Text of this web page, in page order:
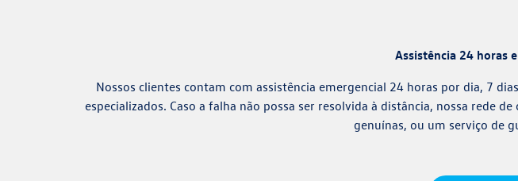
Assistência 24 horas
Nossos clientes contam com assistência emergencial 24 horas por dia, 7
especializados. Caso a falha não possa ser resolvida à distância, nossa rede
genuínas, ou um serviço de